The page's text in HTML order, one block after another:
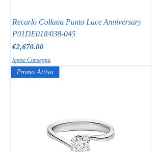
Recarlo Collana Punto Luce Anniversary
P01DE018/038-045
Price
€2,670.00
Spese Consegna
Promo Attiva